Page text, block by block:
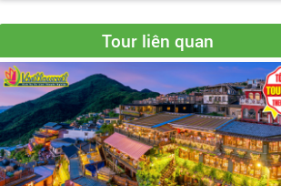
Tour liên quan